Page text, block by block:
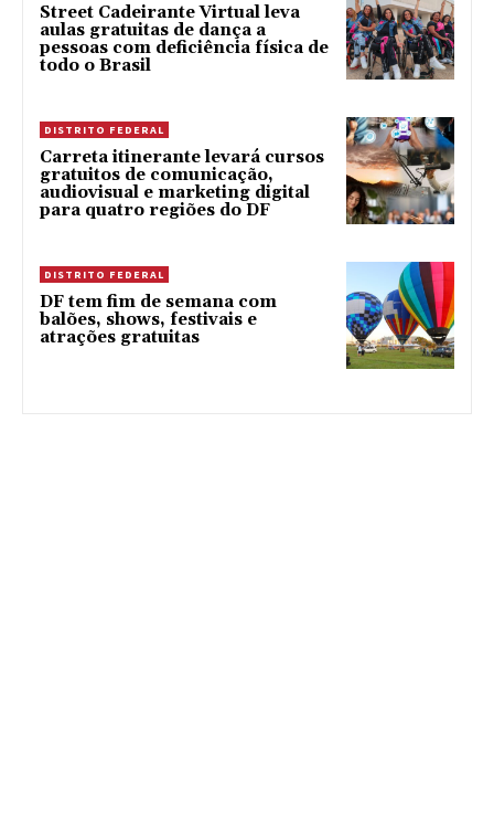
Street Cadeirante Virtual leva
aulas gratuitas de dança a
pessoas com deficiência física de
todo o Brasil
DISTRITO FEDERAL
Carreta itinerante levará cursos
gratuitos de comunicação,
audiovisual e marketing digital
para quatro regiões do DF
DISTRITO FEDERAL
DF tem fim de semana com
balões, shows, festivais e
atrações gratuitas